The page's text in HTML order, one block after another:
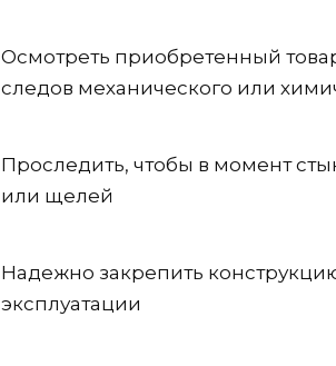
Осмотреть приобретенный
следов механического или
Проследить, чтобы в момент
или щелей
Надежно закрепить
эксплуатации